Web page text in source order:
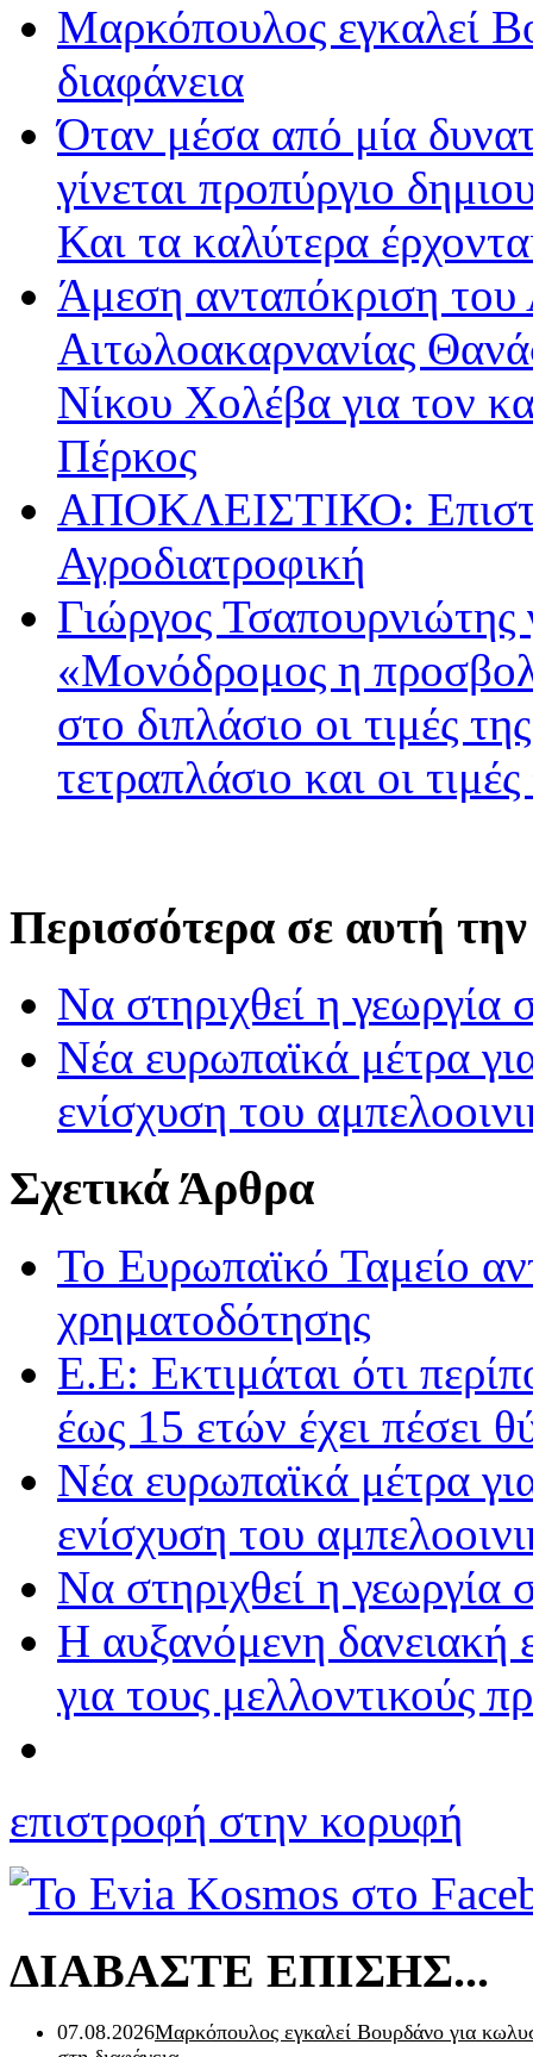
Μαρκόπουλος εγκαλεί
διαφάνεια
Όταν μέσα από μία
γίνεται προπύργιο
Και τα καλύτερα
Άμεση ανταπόκριση του
Αιτωλοακαρνανίας
Νίκου Χολέβα για τον
Πέρκος
ΑΠΟΚΛΕΙΣΤΙΚΟ:
Αγροδιατροφική
Γιώργος
«Μονόδρομος η
στο διπλάσιο οι τιμές
τετραπλάσιο και οι
Περισσότερα σε αυτή
Να στηριχθεί η γεωργία
Νέα ευρωπαϊκά μέτρα
ενίσχυση του
Σχετικά Άρθρα
Το Ευρωπαϊκό Ταμείο
χρηματοδότησης
Ε.Ε: Εκτιμάται ότι
έως 15 ετών έχει πέσει
Νέα ευρωπαϊκά μέτρα
ενίσχυση του
Να στηριχθεί η γεωργία
Η αυξανόμενη δανειακή
για τους μελλοντικούς
επιστροφή στην κορυφή
ΔΙΑΒΑΣΤΕ ΕΠΙΣΗΣ...
07.08.2026Μαρκόπουλος εγκαλεί Βουρδάνο για